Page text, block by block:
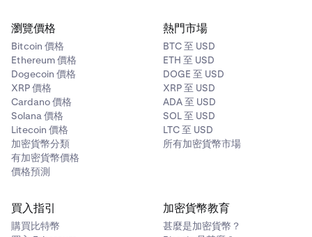
瀏覽價格
Bitcoin 價格
Ethereum 價格
Dogecoin 價格
XRP 價格
Cardano 價格
Solana 價格
Litecoin 價格
加密貨幣分類
有加密貨幣價格
價格預測
熱門市場
BTC 至 USD
ETH 至 USD
DOGE 至 USD
XRP 至 USD
ADA 至 USD
SOL 至 USD
LTC 至 USD
所有加密貨幣市場
買入指引
購買比特幣
加密貨幣教育
甚麼是加密貨幣？